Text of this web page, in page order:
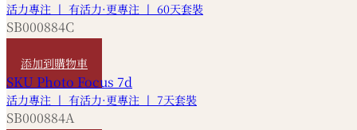
活力專注 丨 有活力·更專注 丨 60天套裝
SB000884C
添加到購物車
活力專注 丨 有活力·更專注 丨 7天套裝
SB000884A